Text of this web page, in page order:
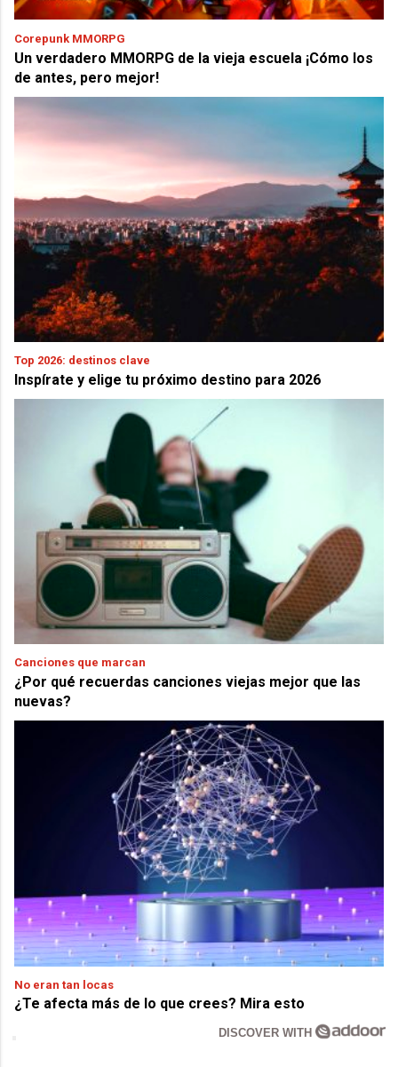
Corepunk MMORPG
Un verdadero MMORPG de la vieja escuela ¡Cómo los
de antes, pero mejor!
Top 2026: destinos clave
Inspírate y elige tu próximo destino para 2026
Canciones que marcan
¿Por qué recuerdas canciones viejas mejor que las
nuevas?
No eran tan locas
¿Te afecta más de lo que crees? Mira esto
DISCOVER WITH